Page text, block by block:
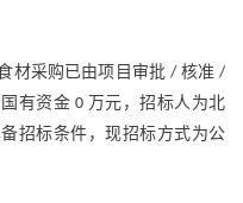
材采购已由项目审批 / 核准/
国有资金0 万元，招标人为北
招标条件，现招标方式为公